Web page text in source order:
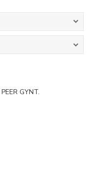
GYNT.